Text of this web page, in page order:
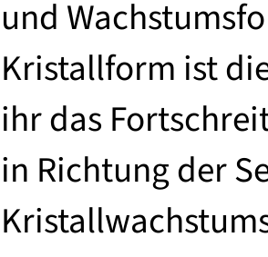
und
Kristallform ist
ihr das
in Richtung der